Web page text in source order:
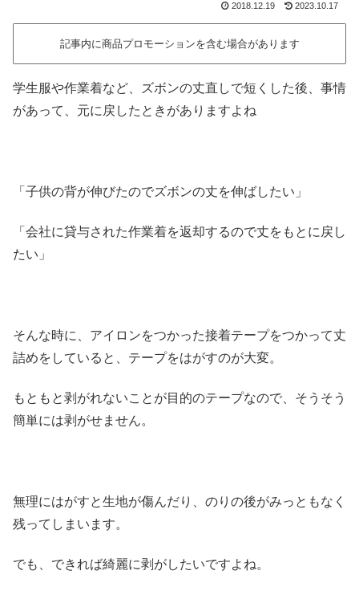
2018.12.19 2023.10.17
記事内に商品プロモーションを含む場合があります
学生服や作業着など、ズボンの丈直しで短くした後、事情
があって、元に戻したときがありますよね
「子供の背が伸びたのでズボンの丈を伸ばしたい」
「会社に貸与された作業着を返却するので丈をもとに戻し
たい」
そんな時に、アイロンをつかった接着テープをつかって丈
詰めをしていると、テープをはがすのが大変。
もともと剥がれないことが目的のテープなので、そうそう
簡単には剥がせません。
無理にはがすと生地が傷んだり、のりの後がみっともなく
残ってしまいます。
でも、できれば綺麗に剥がしたいですよね。